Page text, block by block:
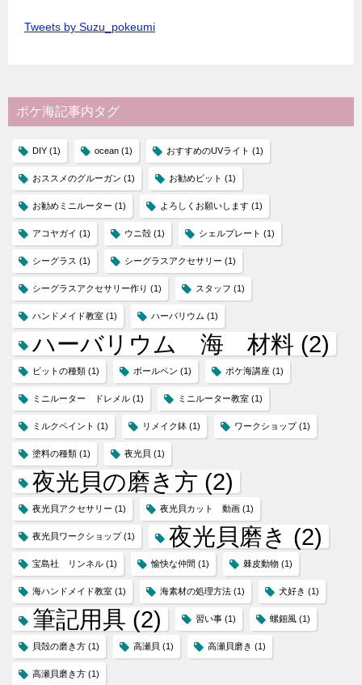
Tweets by Suzu_pokeumi
ポケ海記事内タグ
DIY (1) ocean (1) おすすめのUVライト (1)
おススメのグルーガン (1) お勧めビット (1)
お勧めミニルーター (1) よろしくお願いします (1)
アコヤガイ (1) ウニ殻 (1) シェルプレート (1)
シーグラス (1) シーグラスアクセサリー (1)
シーグラスアクセサリー作り (1) スタッフ (1)
ハンドメイド教室 (1) ハーバリウム (1)
ハーバリウム 海 材料 (2)
ビットの種類 (1) ボールペン (1) ポケ海講座 (1)
ミニルーター ドレメル (1) ミニルーター教室 (1)
ミルクペイント (1) リメイク鉢 (1) ワークショップ(1)
塗料の種類 (1) 夜光貝 (1)
夜光貝の磨き方 (2)
夜光貝アクセサリー (1) 夜光貝カット 動画 (1)
夜光貝ワークショップ(1) 夜光貝磨き (2)
宝島社 リンネル (1) 愉快な仲間 (1) 棘皮動物 (1)
海ハンドメイド教室 (1) 海素材の処理方法 (1) 犬好き (1)
筆記用具 (2) 習い事 (1) 螺鈿風 (1)
貝殻の磨き方 (1) 高瀬貝 (1) 高瀬貝磨き (1)
高瀬貝磨き方 (1)